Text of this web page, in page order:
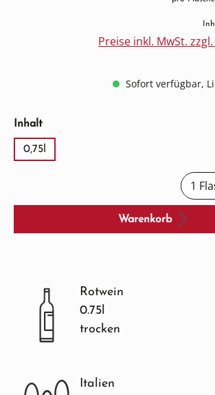
Preise inkl. MwSt.
Sofort verfügbar,
Inhaltauswählen
0,75l
Warenkorb
Rotwein
0.75l
trocken
Italien